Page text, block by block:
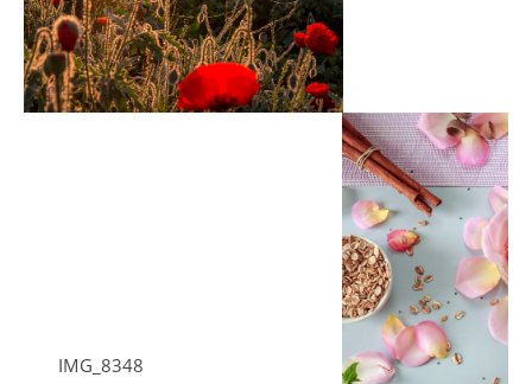
IMG_8307